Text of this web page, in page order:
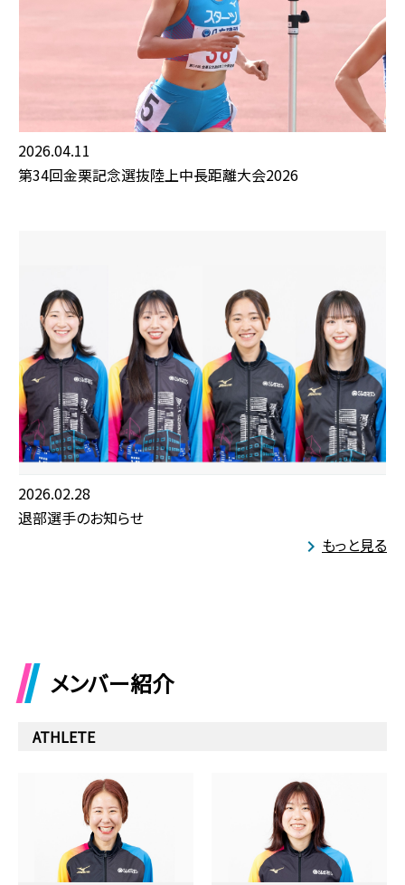
2026.04.11
第34回金栗記念選抜陸上中長距離大会2026
2026.02.28
退部選手のお知らせ
もっと見る
メンバー紹介
ATHLETE